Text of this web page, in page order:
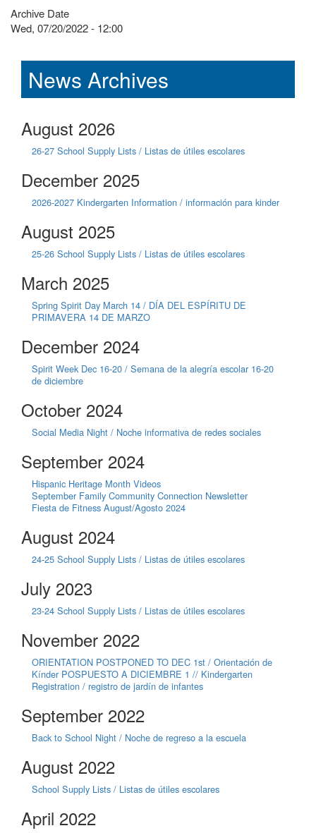
Archive Date
Wed, 07/20/2022 - 12:00
News Archives
August 2026
26-27 School Supply Lists / Listas de útiles escolares
December 2025
2026-2027 Kindergarten Information / información para kinder
August 2025
25-26 School Supply Lists / Listas de útiles escolares
March 2025
Spring Spirit Day March 14 / DÍA DEL ESPÍRITU DE
PRIMAVERA 14 DE MARZO
December 2024
Spirit Week Dec 16-20 / Semana de la alegría escolar 16-20
de diciembre
October 2024
Social Media Night / Noche informativa de redes sociales
September 2024
Hispanic Heritage Month Videos
September Family Community Connection Newsletter
Fiesta de Fitness August/Agosto 2024
August 2024
24-25 School Supply Lists / Listas de útiles escolares
July 2023
23-24 School Supply Lists / Listas de útiles escolares
November 2022
ORIENTATION POSTPONED TO DEC 1st / Orientación de
Kínder POSPUESTO A DICIEMBRE 1 // Kindergarten
Registration / registro de jardín de infantes
September 2022
Back to School Night / Noche de regreso a la escuela
August 2022
School Supply Lists / Listas de útiles escolares
April 2022